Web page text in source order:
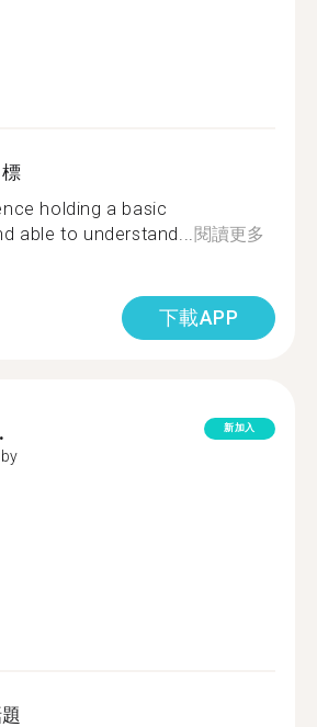
holding a basic
able to understand...閱讀更多
下載APP
新加入